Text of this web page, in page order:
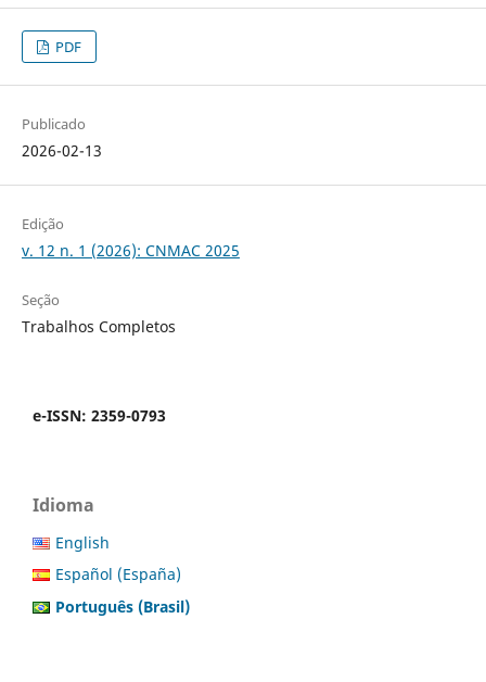
PDF
Publicado
2026-02-13
Edição
v. 12 n. 1 (2026): CNMAC 2025
Seção
Trabalhos Completos
e-ISSN: 2359-0793
Idioma
English
Español (España)
Português (Brasil)